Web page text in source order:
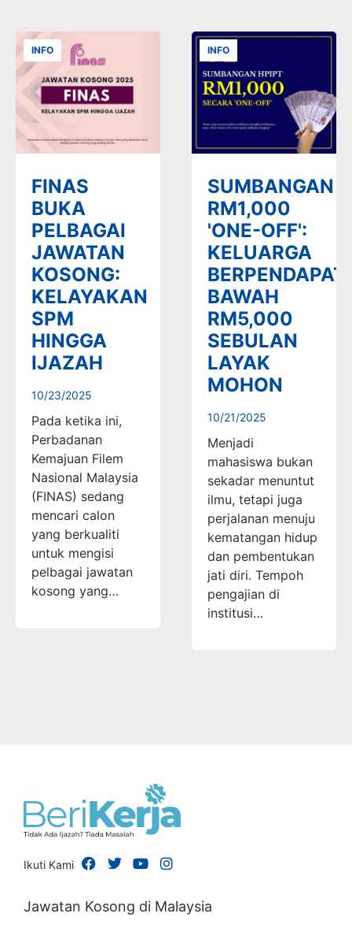
INFO
FINAS
BUKA
PELBAGAI
JAWATAN
KOSONG:
KELAYAKAN
SPM
HINGGA
IJAZAH
10/23/2025
Pada ketika ini,
Perbadanan
Kemajuan Filem
Nasional Malaysia
(FINAS) sedang
mencari calon
yang berkualiti
untuk mengisi
pelbagai jawatan
kosong yang…
INFO
SUMBANGAN
RM1,000
'ONE-OFF':
KELUARGA
BAWAH
RM5,000
SEBULAN
LAYAK
MOHON
10/21/2025
Menjadi
mahasiswa bukan
sekadar menuntut
ilmu, tetapi juga
perjalanan menuju
kematangan hidup
dan pembentukan
jati diri. Tempoh
pengajian di
institusi…
Ikuti Kami
Jawatan Kosong di Malaysia